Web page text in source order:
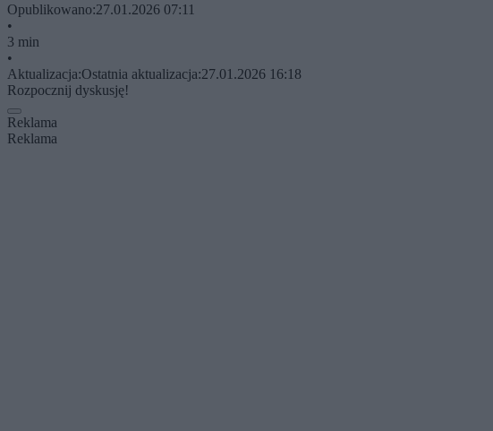
Opublikowano:27.01.2026 07:11
•
3 min
•
Aktualizacja:Ostatnia aktualizacja:27.01.2026 16:18
Rozpocznij dyskusję!
Reklama
Reklama